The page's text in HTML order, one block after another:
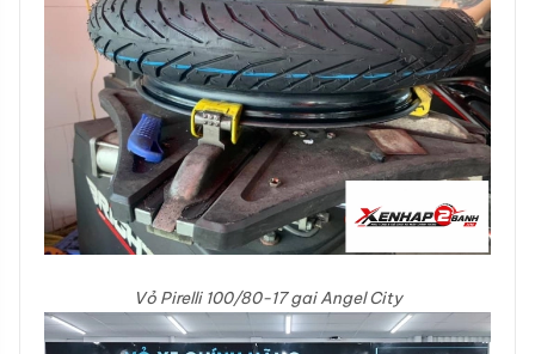
Vỏ Pirelli 100/80-17 gai Angel City